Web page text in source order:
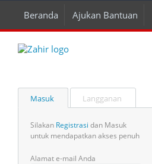
Beranda Ajukan Bantuan
Masuk Langganan
Silakan Registrasi dan Masuk
untuk mendapatkan akses penuh
Alamat e-mail Anda